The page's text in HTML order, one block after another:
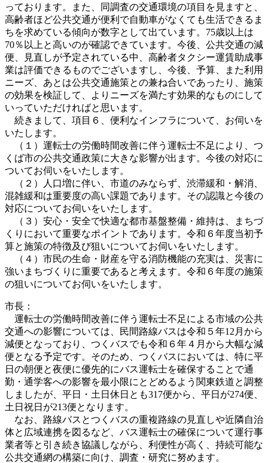
っております。また、同調査の交通環境の項目を見ますと、
高齢者ほど公共交通が便利で自動車がなくても生活できるま
ちを求めている傾向が数字として出ています。75歳以上は
70％以上と高いのが確認できています。今後、公共交通の減
便、見直しが予定されている中、高齢者タクシー運賃助成事
業は評価できるものでございますし、今後、予算、また利用
ニーズ、あとは公共交通施策との兼ね合いであったり、施策
の効果を検証して、よりニーズを満たす効果的なものにして
いっていただければと思います。
続きまして、項目６、便利なインフラについて、お伺いを
いたします。
（１）運転士の労働時間改善に伴う運転士不足により、つ
くば市の公共交通政策に大きな影響が出ます。今後の対応に
ついてお伺いをいたします。
（２）人口増に伴い、市道のみならず、渋滞緩和・解消、
混雑緩和は重要度の高い課題であります。その認識と今後の
対応についてお伺いをいたします。
（３）安心・安全で快適な都市基盤整備・維持は、まちづ
くりにおいて重要なポイントであります。令和６年度当初予
算と施策の特徴及び狙いについてお伺いをいたします。
（４）市民の生命・財産を守る消防機能の充実は、災害に
強いまちづくりに重要であると考えます。令和６年度の施策
の狙いについてお伺いをいたします。
市長：
運転士の労働時間改善に伴う運転士不足による市域の公共
交通への影響については、民間路線バスは令和５年12月から
減便となっており、つくバスでも令和６年４月から大幅な減
便となる予定です。そのため、つくバスにおいては、特に平
日の朝便と夜便に優先的にバス運転士を確保することで通
勤・通学客への影響を最小限にとどめるよう関東鉄道と調整
しましたが、平日・土日休日とも317便から、平日が274便、
土日祝日が213便となります。
なお、路線バスとつくバスの重複路線の見直しや近隣自治
体と広域連携を図るなど、バス運転士の確保について運行事
業者等と引き続き協議しながら、利便性が高く、持続可能な
公共交通網の構築に向け、調査・研究に努めます。